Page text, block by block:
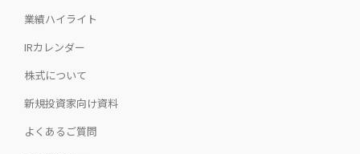
業績ハイライト
IRカレンダー
株式について
新規投資家向け資料
よくあるご質問